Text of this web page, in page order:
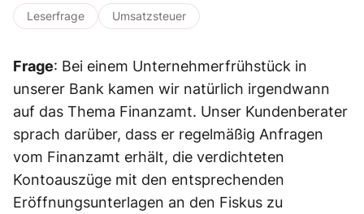
Leserfrage Umsatzsteuer
Frage: Bei einem Unternehmerfrühstück in
unserer Bank kamen wir natürlich irgendwann
auf das Thema Finanzamt. Unser Kundenberater
sprach darüber, dass er regelmäßig Anfragen
vom Finanzamt erhält, die verdichteten
Kontoauszüge mit den entsprechenden
Eröffnungsunterlagen an den Fiskus zu